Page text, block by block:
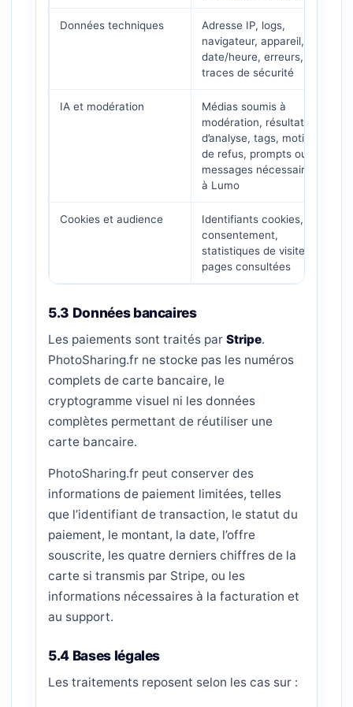
Données techniques
Adresse IP, logs,
navigateur, appareil,
date/heure, erreurs,
traces de sécurité
IA et modération
Médias soumis à
modération, résultats
d’analyse, tags, motifs
de refus, prompts ou
messages nécessaires
à Lumo
Cookies et audience
Identifiants cookies,
consentement,
statistiques de visite,
pages consultées
5.3 Données bancaires
Les paiements sont traités par Stripe.
PhotoSharing.fr ne stocke pas les numéros
complets de carte bancaire, le
cryptogramme visuel ni les données
complètes permettant de réutiliser une
carte bancaire.
PhotoSharing.fr peut conserver des
informations de paiement limitées, telles
que l’identifiant de transaction, le statut du
paiement, le montant, la date, l’offre
souscrite, les quatre derniers chiffres de la
carte si transmis par Stripe, ou les
informations nécessaires à la facturation et
au support.
5.4 Bases légales
Les traitements reposent selon les cas sur :